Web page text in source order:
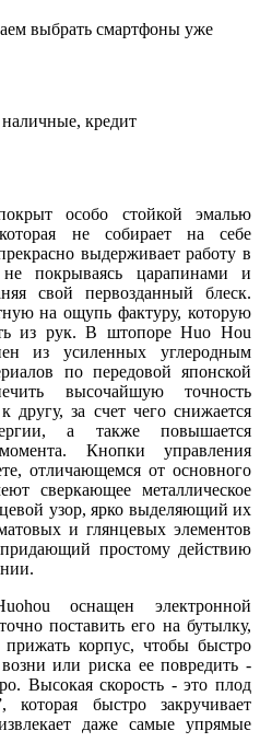
выбрать смартфоны уже
кредит
особо стойкой эмалью
не собирает на себе
выдерживает работу в
покрываясь царапинами и
свой первозданный блеск.
на ощупь фактуру, которую
из рук. В штопоре Huo Hou
из усиленных углеродным
по передовой японской
высочайшую точность
другу, за счет чего снижается
а также повышается
Кнопки управления
отличающемся от основного
сверкающее металлическое
узор, ярко выделяющий их
и глянцевых элементов
придающий простому действию
оснащен электронной
поставить его на бутылку,
корпус, чтобы быстро
или риска ее повредить -
Высокая скорость - это плод
быстро закручивает
даже самые упрямые